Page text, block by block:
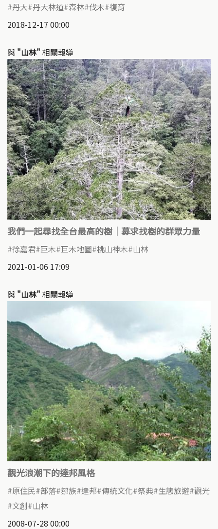
丹大 丹大林道 森林 伐木 復育
2018-12-17 00:00
與 "山林" 相關報導
我們一起尋找全台最高的樹｜募求找樹的群眾力量
徐嘉君 巨木 巨木地圖 桃山神木 山林
2021-01-06 17:09
與 "山林" 相關報導
觀光浪潮下的達邦風格
原住民 部落 鄒族 達邦 傳統文化 祭典 生態旅遊 觀光
文創 山林
2008-07-28 00:00